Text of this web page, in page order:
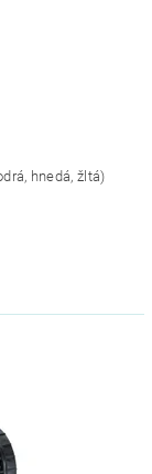
hnedá, žltá)